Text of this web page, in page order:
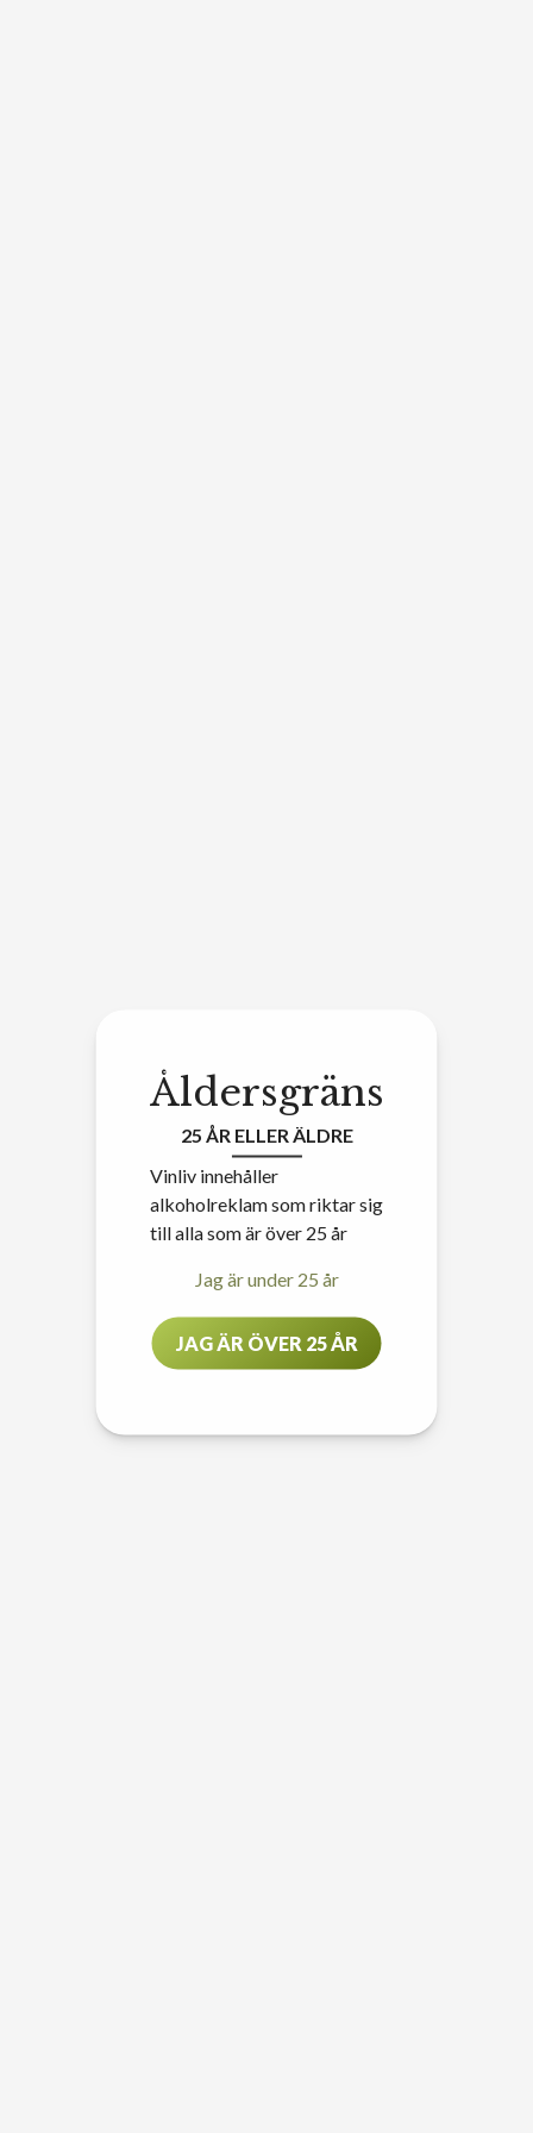
Åldersgräns
25 ÅR ELLER ÄLDRE
Vinliv innehåller
alkoholreklam som riktar sig
till alla som är över 25 år
Jag är under 25 år
JAG ÄR ÖVER 25 ÅR